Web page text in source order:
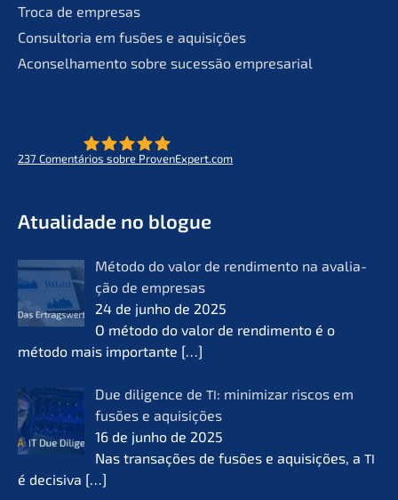
Troca de empresas
Consult­oria em fusões e aquisições
Aconsel­ha­men­to sobre suces­são empresarial
237 Comen­tá­ri­os sobre ProvenExpert.com
Atual­i­da­de no blogue
Método do valor de rendi­men­to na avalia­
ção de empre­sas
24 de junho de 2025
O método do valor de rendi­men­to é o
método mais importan­te […]
Due diligence de TI: minimi­zar riscos em
fusões e aquisi­ções
16 de junho de 2025
Nas transa­ções de fusões e aquisi­ções, a TI
é decisi­va […]